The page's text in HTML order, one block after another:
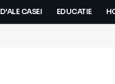
D’ALE CASEI EDUCATIE